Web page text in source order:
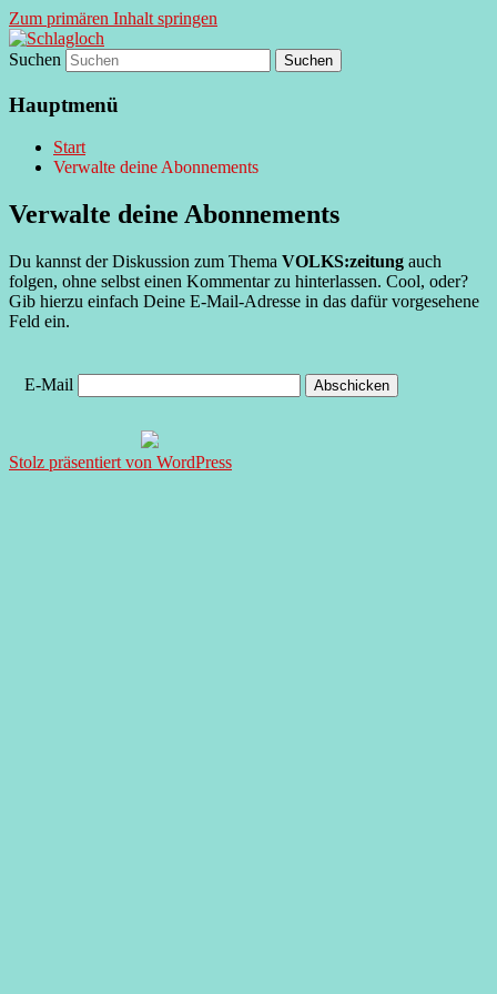
Zum primären Inhalt springen
Schlagloch
supersberger taggedanken
Suchen
Hauptmenü
Start
Verwalte deine Abonnements
Verwalte deine Abonnements
Du kannst der Diskussion zum Thema VOLKS:zeitung auch
folgen, ohne selbst einen Kommentar zu hinterlassen. Cool, oder?
Gib hierzu einfach Deine E-Mail-Adresse in das dafür vorgesehene
Feld ein.
E-Mail
Stolz präsentiert von WordPress